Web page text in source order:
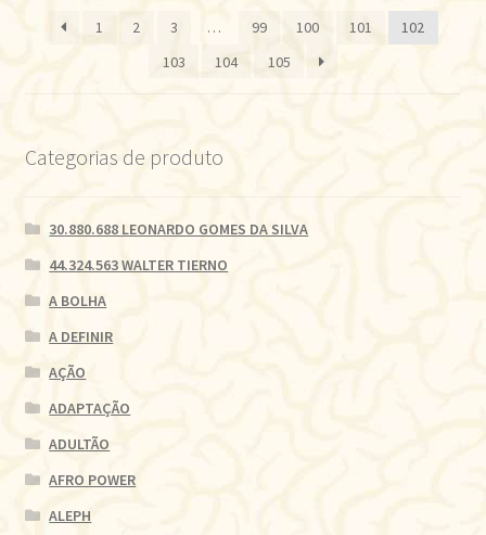
recente
1 2 3 … 99 100 101
102
103
104 105
Categorias de produto
30.880.688 LEONARDO GOMES DA SILVA
44.324.563 WALTER TIERNO
A BOLHA
A DEFINIR
AÇÃO
ADAPTAÇÃO
ADULTÃO
AFRO POWER
ALEPH